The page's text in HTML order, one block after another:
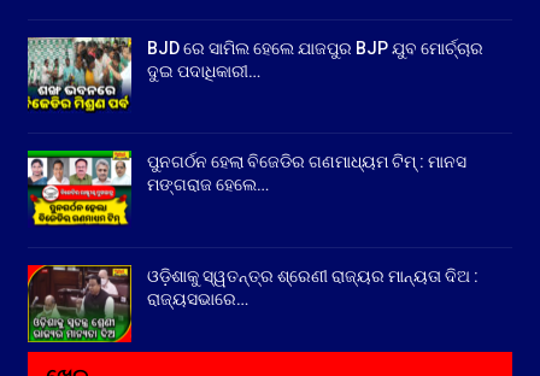
BJD ରେ ସାମିଲ ହେଲେ ଯାଜପୁର BJP ଯୁବ ମୋର୍ଚ୍ଚାର
ଦୁଇ ପଦାଧିକାରୀ…
ପୁନଗର୍ଠନ ହେଲା ବିଜେଡିର ଗଣମାଧ୍ୟମ ଟିମ୍ : ମାନସ
ମଙ୍ଗରାଜ ହେଲେ…
ଓଡ଼ିଶାକୁ ସ୍ୱତନ୍ତ୍ର ଶ୍ରେଣୀ ରାଜ୍ୟର ମାନ୍ୟତା ଦିଅ :
ରାଜ୍ୟସଭାରେ…